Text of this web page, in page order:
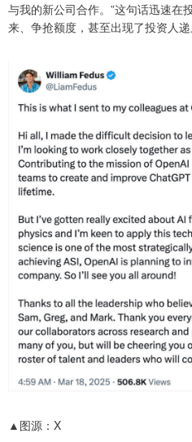
与我的新公司合作。”这句话迅速在
来、争抢额度，甚至出现了投资人递
▲图源：X